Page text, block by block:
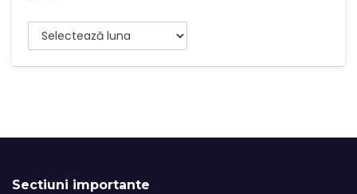
Arhive
Sectiuni importante